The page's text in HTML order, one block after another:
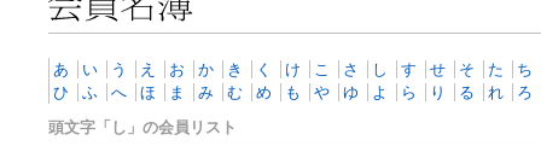
員
名
簿
あ い う え お か き く け こ さ し す せ そ た
ち
ひ
ふ へ ほ ま み む め も や ゆ よ ら り る れ
ろ
頭文字「し」の会員リスト